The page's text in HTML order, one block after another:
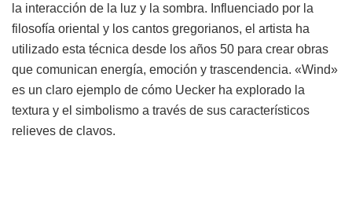
la interacción de la luz y la sombra. Influenciado por la
filosofía oriental y los cantos gregorianos, el artista ha
utilizado esta técnica desde los años 50 para crear obras
que comunican energía, emoción y trascendencia. «Wind»
es un claro ejemplo de cómo Uecker ha explorado la
textura y el simbolismo a través de sus característicos
relieves de clavos.